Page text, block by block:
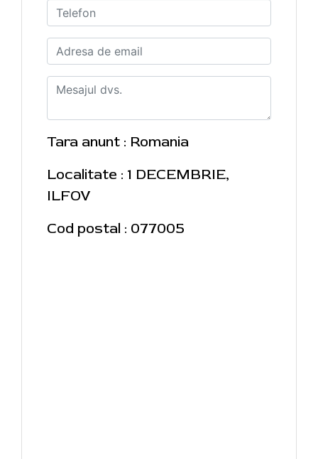
Tara anunt : Romania
Localitate : 1 DECEMBRIE,
ILFOV
Cod postal : 077005